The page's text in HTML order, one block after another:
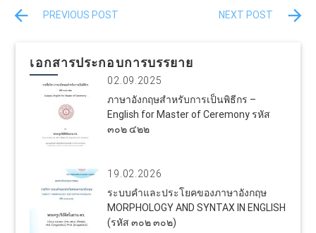
PREVIOUS POST NEXT POST
เอกสารประกอบการบรรยาย
02.09.2025
ภาษาอังกฤษสำหรับการเป็นพิธีกร –
English for Master of Ceremony รหัส
๓๐๒ ๔๒๒
19.02.2026
ระบบคำและประโยคของภาษาอังกฤษ
MORPHOLOGY AND SYNTAX IN ENGLISH
(รหัส ๓๐๒ ๓๐๒)